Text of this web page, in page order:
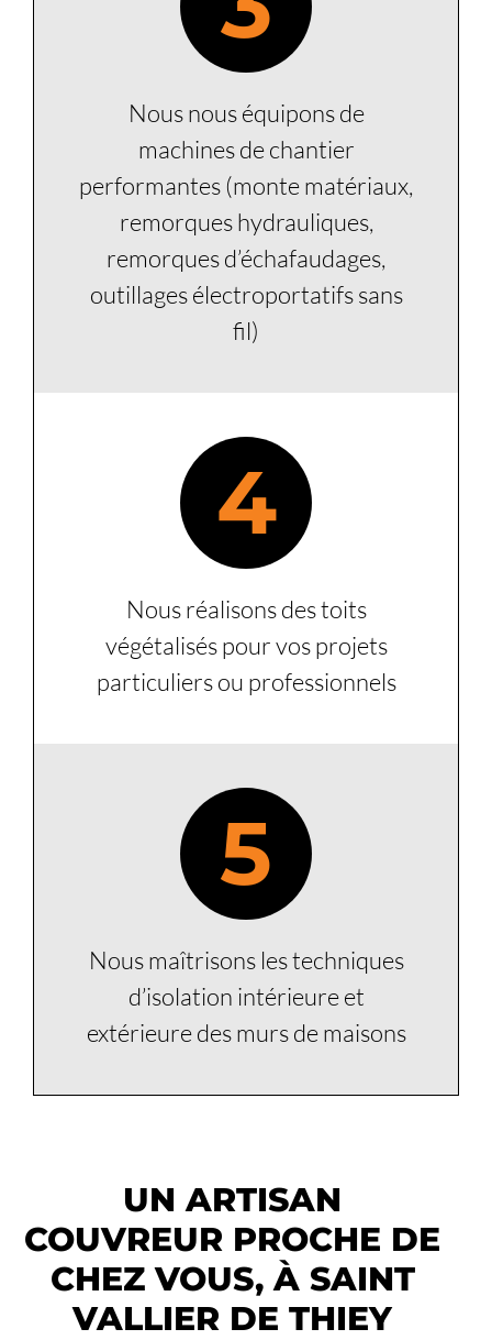
Nous nous équipons de
machines de chantier
performantes (monte matériaux,
remorques hydrauliques,
remorques d’échafaudages,
outillages électroportatifs sans
fil)
4
Nous réalisons des toits
végétalisés pour vos projets
particuliers ou professionnels
5
Nous maîtrisons les techniques
d’isolation intérieure et
extérieure des murs de maisons
UN ARTISAN
COUVREUR PROCHE DE
CHEZ VOUS, À SAINT
VALLIER DE THIEY